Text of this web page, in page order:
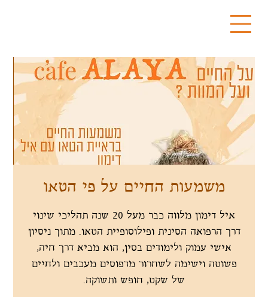
משמעות החיים על פי הטאו
איל דימון מלווה כבר מעל 20 שנה תהליכי שינוי
דרך הרפואה הסינית ופילוסופיית הטאו. מתוך ניסיון
אישי עמוק ולימודים בסין, הוא מביא דרך חיה,
פשוטה וישימה לשחרור מדפוסים מעכבים ולחיים
של שקט, חופש ותשוקה.